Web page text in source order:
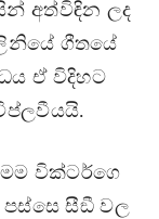
අත්විඳින ලද
ගීතයේ
ඒ විදිහට
වික්ටර්ගෙ
පස්සෙ සීඞී වල